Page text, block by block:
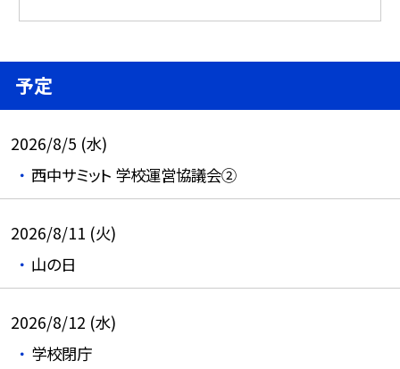
予定
2026/8/5 (水)
西中サミット 学校運営協議会②
2026/8/11 (火)
山の日
2026/8/12 (水)
学校閉庁